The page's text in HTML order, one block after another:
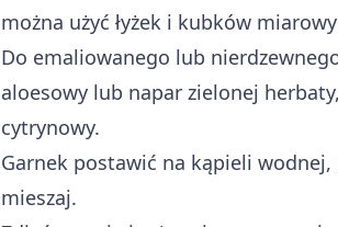
można użyć łyżek i kubków
Do emaliowanego lub
aloesowy lub napar zielonej
cytrynowy.
Garnek postawić na kąpieli wodnej,
mieszaj.